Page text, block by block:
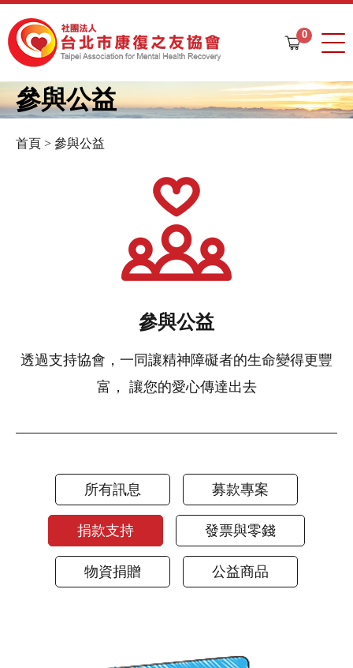
購
車
0
參與公益
您
首頁 > 參與公益
參與公益
透過支持協會，一同讓精神障礙者的生命變得更豐
富， 讓您的愛心傳達出去
所有訊息 募款專案
捐款支持 發票與零錢
物資捐贈 公益商品